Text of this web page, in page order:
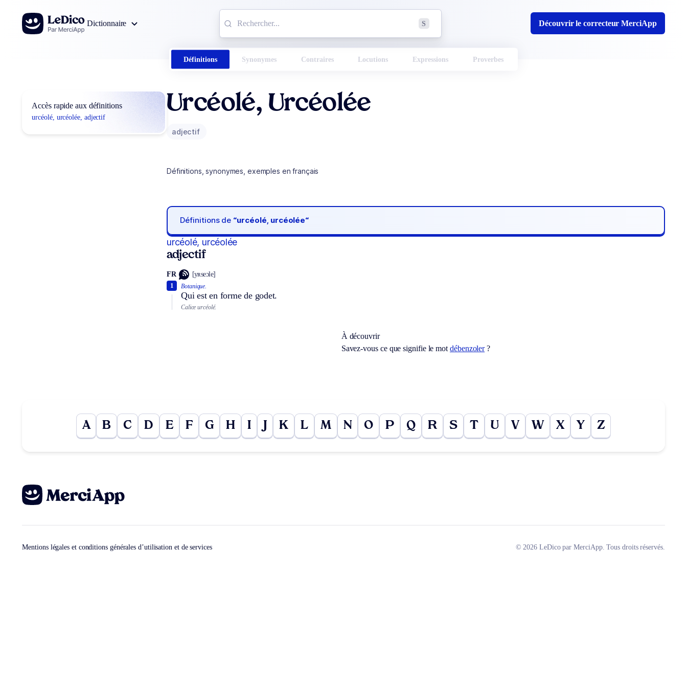
Aller au contenu
Dictionnaire
S Découvrir le correcteur MerciApp
Définitions Synonymes Contraires Locutions Expressions Proverbes
Accès rapide aux définitions
urcéolé, urcéolée, adjectif
Urcéolé, Urcéolée
adjectif
Définitions, synonymes, exemples en français
Définitions de “urcéolé, urcéolée“
urcéolé, urcéolée
adjectif
FR [yʀseɔle]
Botanique.
Qui est en forme de godet.
1
Calice urcéolé.
À découvrir
Savez-vous ce que signifie le mot débenzoler?
A B C D E F G H I J K L M N O P Q R S T U V W X Y Z
Mentions légales et conditions générales d’utilisation et de services © 2026 LeDico par MerciApp. Tous droits réservés.